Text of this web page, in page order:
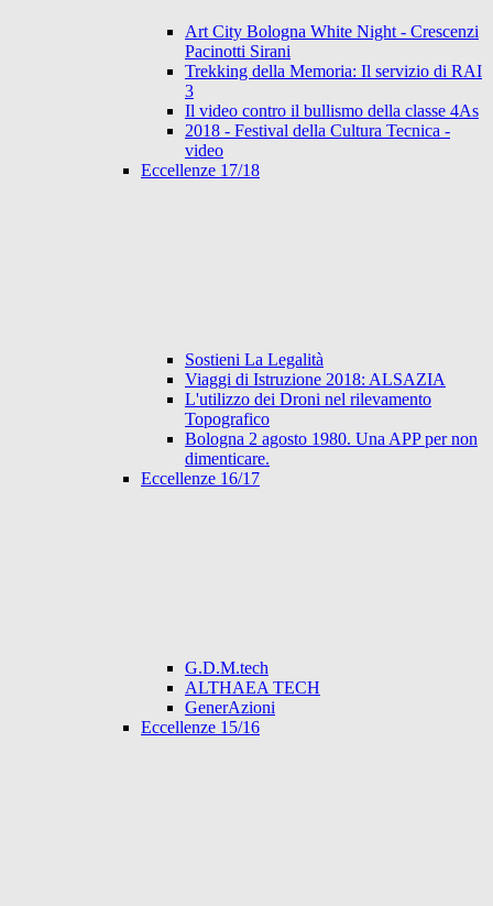
Art City Bologna White Night - Crescenzi
Pacinotti Sirani
Trekking della Memoria: Il servizio di RAI
3
Il video contro il bullismo della classe 4As
2018 - Festival della Cultura Tecnica -
video
Eccellenze 17/18
Sostieni La Legalità
Viaggi di Istruzione 2018: ALSAZIA
L'utilizzo dei Droni nel rilevamento
Topografico
Bologna 2 agosto 1980. Una APP per non
dimenticare.
Eccellenze 16/17
G.D.M.tech
ALTHAEA TECH
GenerAzioni
Eccellenze 15/16